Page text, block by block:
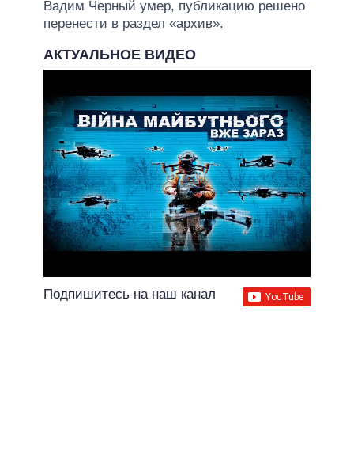
Вадим Черный умер, публикацию решено
перенести в раздел «архив».
АКТУАЛЬНОЕ ВИДЕО
Подпишитесь на наш канал